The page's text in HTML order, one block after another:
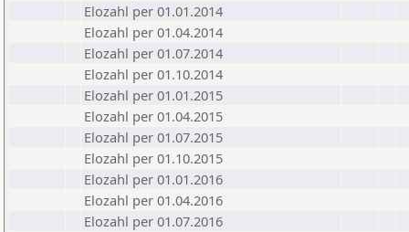
Elozahl per 01.01.2014
Elozahl per 01.04.2014
Elozahl per 01.07.2014
Elozahl per 01.10.2014
Elozahl per 01.01.2015
Elozahl per 01.04.2015
Elozahl per 01.07.2015
Elozahl per 01.10.2015
Elozahl per 01.01.2016
Elozahl per 01.04.2016
Elozahl per 01.07.2016